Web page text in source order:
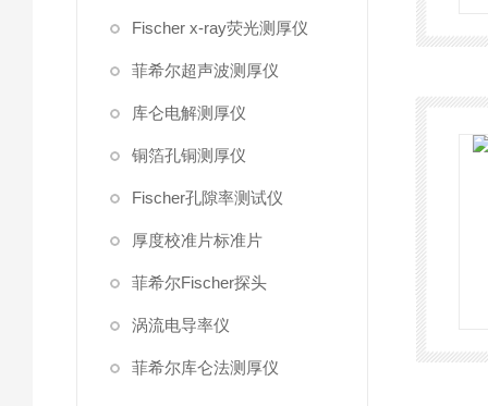
Fischer x-ray荧光测厚仪
菲希尔超声波测厚仪
库仑电解测厚仪
铜箔孔铜测厚仪
Fischer孔隙率测试仪
厚度校准片标准片
菲希尔Fischer探头
涡流电导率仪
菲希尔库仑法测厚仪